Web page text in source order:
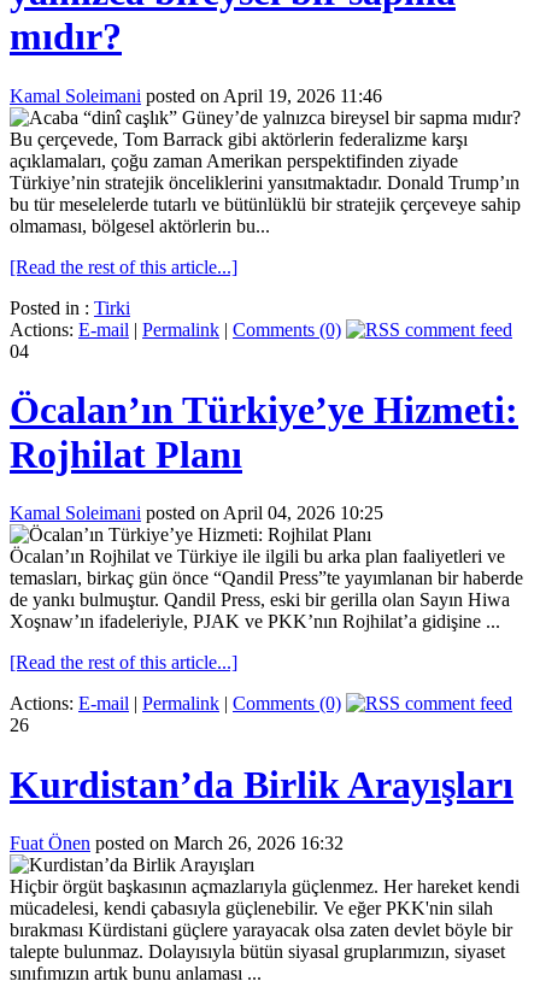
mıdır?
Kamal Soleimani posted on April 19, 2026 11:46
Bu çerçevede, Tom Barrack gibi aktörlerin federalizme karşı
açıklamaları, çoğu zaman Amerikan perspektifinden ziyade
Türkiye’nin stratejik önceliklerini yansıtmaktadır. Donald Trump’ın
bu tür meselelerde tutarlı ve bütünlüklü bir stratejik çerçeveye sahip
olmaması, bölgesel aktörlerin bu...
[Read the rest of this article...]
Posted in : Tirki
Actions: E-mail | Permalink | Comments (0)
04
Öcalan’ın Türkiye’ye Hizmeti:
Rojhilat Planı
Kamal Soleimani posted on April 04, 2026 10:25
Öcalan’ın Rojhilat ve Türkiye ile ilgili bu arka plan faaliyetleri ve
temasları, birkaç gün önce “Qandil Press”te yayımlanan bir haberde
de yankı bulmuştur. Qandil Press, eski bir gerilla olan Sayın Hiwa
Xoşnaw’ın ifadeleriyle, PJAK ve PKK’nın Rojhilat’a gidişine ...
[Read the rest of this article...]
Actions: E-mail | Permalink | Comments (0)
26
Kurdistan’da Birlik Arayışları
Fuat Önen posted on March 26, 2026 16:32
Hiçbir örgüt başkasının açmazlarıyla güçlenmez. Her hareket kendi
mücadelesi, kendi çabasıyla güçlenebilir. Ve eğer PKK'nin silah
bırakması Kürdistani güçlere yarayacak olsa zaten devlet böyle bir
talepte bulunmaz. Dolayısıyla bütün siyasal gruplarımızın, siyaset
sınıfımızın artık bunu anlaması ...